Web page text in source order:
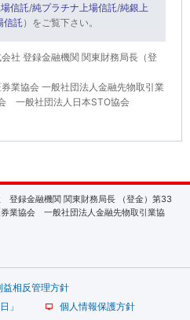
信託/純プラチナ上場信託/純銀上
信託）をご覧下さい。
社 登録金融機関 関東財務局長（登
業協会 一般社団法人金融先物取引業
一般社団法人日本STO協会
登録金融機関 関東財務局長 （登金）第33
業協会 一般社団法人金融先物取引業協
益相反管理方針
」
個人情報保護方針